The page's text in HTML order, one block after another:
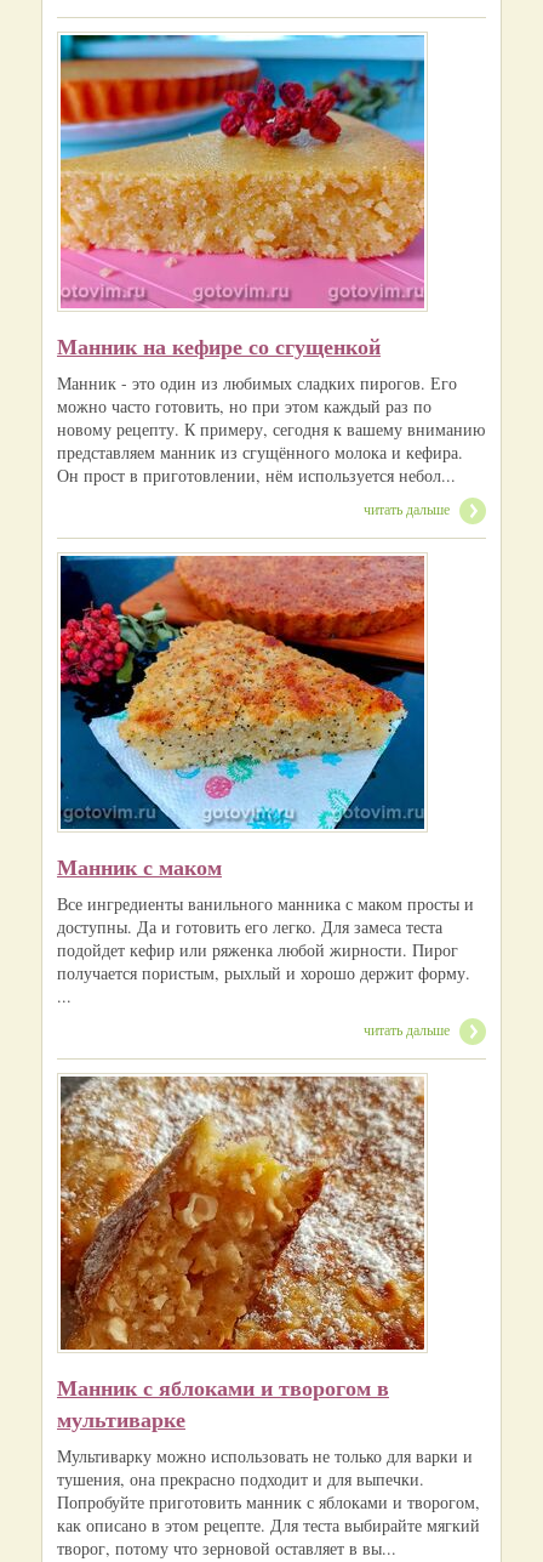
Манник на кефире со сгущенкой
Манник - это один из любимых сладких пирогов. Его
можно часто готовить, но при этом каждый раз по
новому рецепту. К примеру, сегодня к вашему вниманию
представляем манник из сгущённого молока и кефира.
Он прост в приготовлении, нём используется небол...
читать дальше
Манник с маком
Все ингредиенты ванильного манника с маком просты и
доступны. Да и готовить его легко. Для замеса теста
подойдет кефир или ряженка любой жирности. Пирог
получается пористым, рыхлый и хорошо держит форму.
...
читать дальше
Манник с яблоками и творогом в
мультиварке
Мультиварку можно использовать не только для варки и
тушения, она прекрасно подходит и для выпечки.
Попробуйте приготовить манник с яблоками и творогом,
как описано в этом рецепте. Для теста выбирайте мягкий
творог, потому что зерновой оставляет в вы...